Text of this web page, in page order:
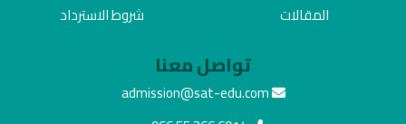
المقالات
شروط الاسترداد
تواصل معنا
admission@sat-edu.com